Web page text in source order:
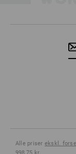
Alle priser ekskl.